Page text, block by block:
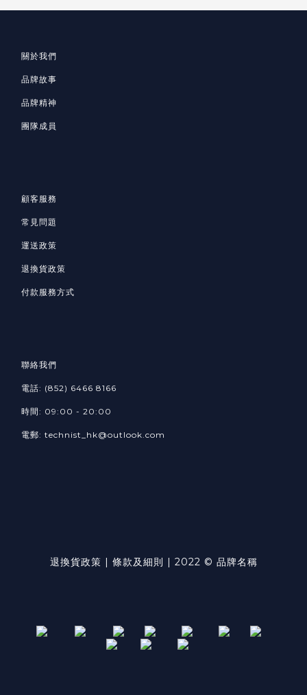
關於我們
品牌故事
品牌精神
團隊成員
顧客服務
常見問題
運送政策
退換貨政策
付款服務方式
聯絡我們
電話: (852) 6466 8166
時間: 09:00 - 20:00
電郵: technist_hk@outlook.com
退換貨政策 | 條款及細則 | 2022 © 品牌名稱